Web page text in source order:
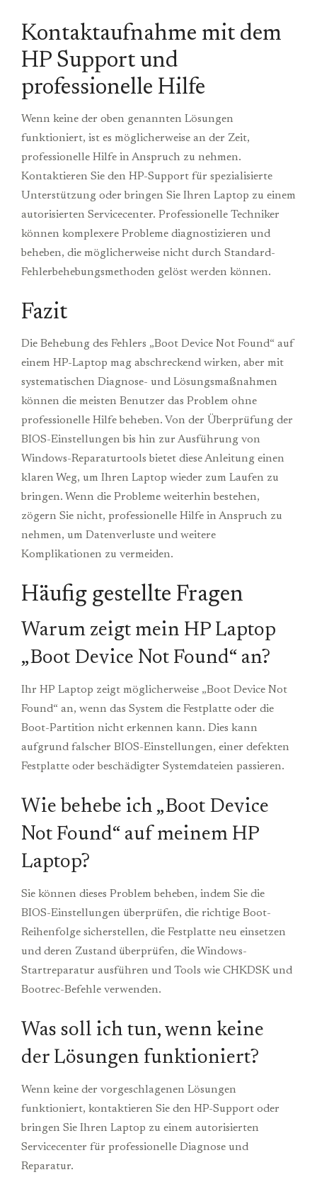
Kontaktaufnahme mit dem
HP Support und
professionelle Hilfe
Wenn keine der oben genannten Lösungen
funktioniert, ist es möglicherweise an der Zeit,
professionelle Hilfe in Anspruch zu nehmen.
Kontaktieren Sie den HP-Support für spezialisierte
Unterstützung oder bringen Sie Ihren Laptop zu einem
autorisierten Servicecenter. Professionelle Techniker
können komplexere Probleme diagnostizieren und
beheben, die möglicherweise nicht durch Standard-
Fehlerbehebungsmethoden gelöst werden können.
Fazit
Die Behebung des Fehlers „Boot Device Not Found“ auf
einem HP-Laptop mag abschreckend wirken, aber mit
systematischen Diagnose- und Lösungsmaßnahmen
können die meisten Benutzer das Problem ohne
professionelle Hilfe beheben. Von der Überprüfung der
BIOS-Einstellungen bis hin zur Ausführung von
Windows-Reparaturtools bietet diese Anleitung einen
klaren Weg, um Ihren Laptop wieder zum Laufen zu
bringen. Wenn die Probleme weiterhin bestehen,
zögern Sie nicht, professionelle Hilfe in Anspruch zu
nehmen, um Datenverluste und weitere
Komplikationen zu vermeiden.
Häufig gestellte Fragen
Warum zeigt mein HP Laptop
„Boot Device Not Found“ an?
Ihr HP Laptop zeigt möglicherweise „Boot Device Not
Found“ an, wenn das System die Festplatte oder die
Boot-Partition nicht erkennen kann. Dies kann
aufgrund falscher BIOS-Einstellungen, einer defekten
Festplatte oder beschädigter Systemdateien passieren.
Wie behebe ich „Boot Device
Not Found“ auf meinem HP
Laptop?
Sie können dieses Problem beheben, indem Sie die
BIOS-Einstellungen überprüfen, die richtige Boot-
Reihenfolge sicherstellen, die Festplatte neu einsetzen
und deren Zustand überprüfen, die Windows-
Startreparatur ausführen und Tools wie CHKDSK und
Bootrec-Befehle verwenden.
Was soll ich tun, wenn keine
der Lösungen funktioniert?
Wenn keine der vorgeschlagenen Lösungen
funktioniert, kontaktieren Sie den HP-Support oder
bringen Sie Ihren Laptop zu einem autorisierten
Servicecenter für professionelle Diagnose und
Reparatur.